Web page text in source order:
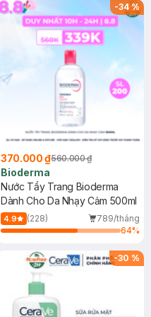
-34%
370.000 ₫560.000 ₫
Bioderma
Nước Tẩy Trang Bioderma
Dành Cho Da Nhạy Cảm 500ml
4.9 (228)
789/tháng
64%
-30 %